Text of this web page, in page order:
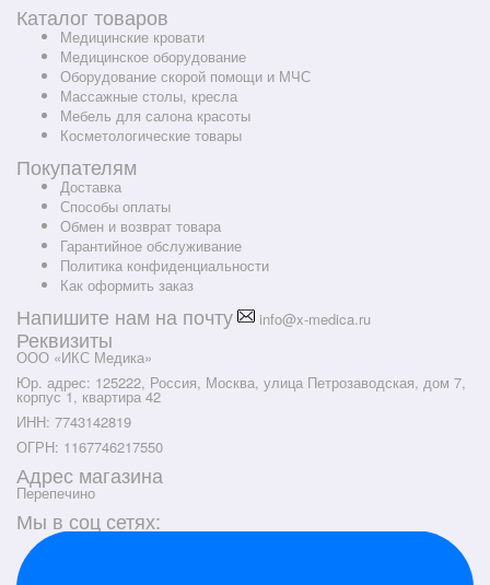
Каталог товаров
Медицинские кровати
Медицинское оборудование
Оборудование скорой помощи и МЧС
Массажные столы, кресла
Мебель для салона красоты
Косметологические товары
Покупателям
Доставка
Способы оплаты
Обмен и возврат товара
Гарантийное обслуживание
Политика конфиденциальности
Как оформить заказ
Напишите нам на почту info@x-medica.ru
Реквизиты
ООО «ИКС Медика»
Юр. адрес: 125222, Россия, Москва, улица Петрозаводская, дом 7,
корпус 1, квартира 42
ИНН: 7743142819
ОГРН: 1167746217550
Адрес магазина
Перепечино
Мы в соц сетях: